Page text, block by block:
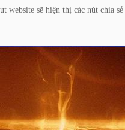
website sẽ hiện thị các nút chia